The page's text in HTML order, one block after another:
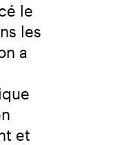
le
les
a
et